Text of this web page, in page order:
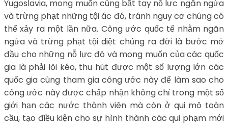
Yugoslavia, mong muốn cùng bắt tay nỗ lực ngăn ngừa
và trừng phạt những tội ác đó, tránh nguy cơ chúng có
thể xảy ra một lần nữa. Công ước quốc tế nhằm ngăn
ngừa và trừng phạt tội diệt chủng ra đời là bước mở
đầu cho những nỗ lực đó và mong muốn của các quốc
gia là phải lôi kéo, thu hút được một số lượng lớn các
quốc gia cùng tham gia công ước này để làm sao cho
công ước này được chấp nhận không chỉ trong một số
giới hạn các nước thành viên mà còn ở qui mô toàn
cầu, tạo điều kiện cho sự hình thành các qui phạm mới